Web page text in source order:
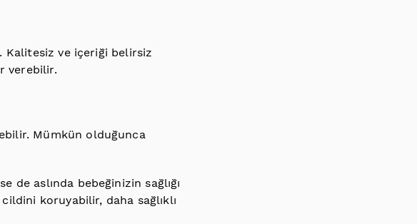
Kalitesiz ve içeriği belirsiz
verebilir.
Mümkün olduğunca
de aslında bebeğinizin sağlığı
koruyabilir, daha sağlıklı